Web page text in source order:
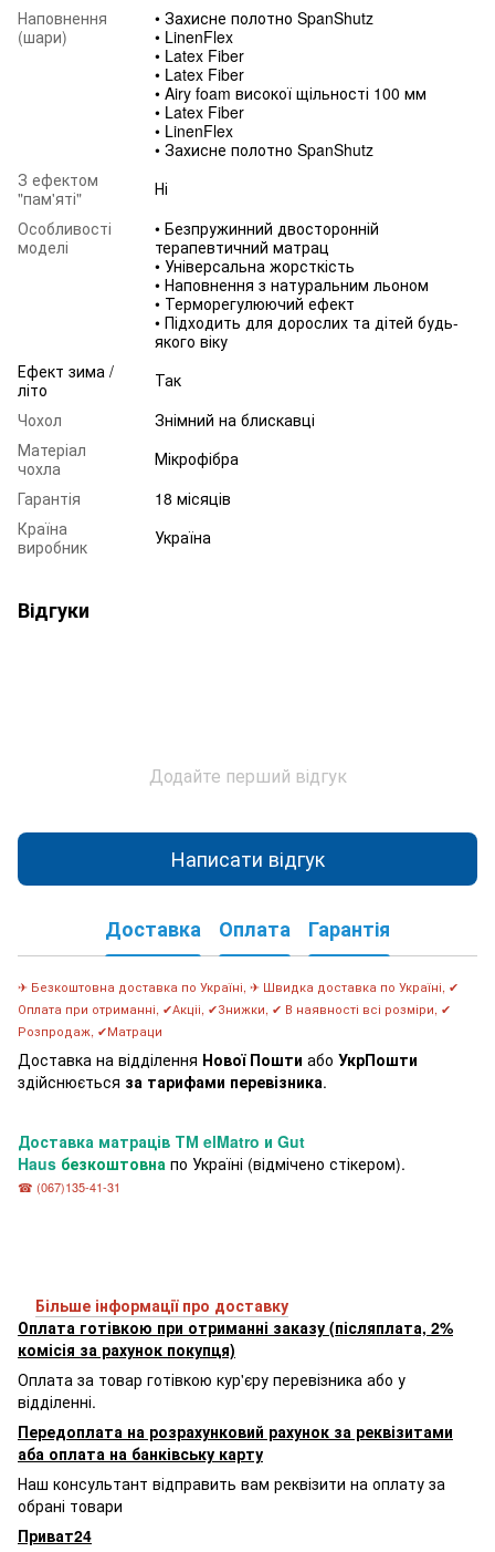
Наповнення
(шари)
• Захисне полотно SpanShutz
• LinenFlex
• Latex Fiber
• Latex Fiber
• Airy foam високої щільності 100 мм
• Latex Fiber
• LinenFlex
• Захисне полотно SpanShutz
З ефектом
"пам'яті"
Ні
Особливості
моделі
• Безпружинний двосторонній
терапевтичний матрац
• Універсальна жорсткість
• Наповнення з натуральним льоном
• Терморегулюючий ефект
• Підходить для дорослих та дітей будь-
якого віку
Ефект зима /
літо
Так
Чохол
Знімний на блискавці
Матеріал
чохла
Мікрофібра
Гарантія
18 місяців
Країна
виробник
Україна
Відгуки
Додайте перший відгук
Написати відгук
Доставка Оплата Гарантія
✈ Безкоштовна доставка по Україні, ✈ Швидка доставка по Україні, ✔
Оплата при отриманні, ✔Акціі, ✔Знижки, ✔ В наявності всі розміри, ✔
Розпродаж, ✔Матраци
Доставка на відділення Нової Пошти або УкрПошти
здійснюється за тарифами перевізника.
Доставка матраців ТМ elMatro и Gut
Haus безкоштовна по Україні (відмічено стікером).
☎ (067)135-41-31
Більше інформації про доставку
Оплата готівкою при отриманні заказу (післяплата, 2%
комісія за рахунок покупця)
Оплата за товар готівкою кур'єру перевізника або у
відділенні.
Передоплата на розрахунковий рахунок за реквізитами
аба оплата на банківську карту
Наш консультант відправить вам реквізити на оплату за
обрані товари
Приват24